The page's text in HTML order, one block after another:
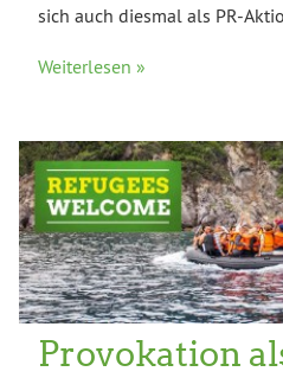
sich auch diesmal als PR-
Weiterlesen »
Provokation